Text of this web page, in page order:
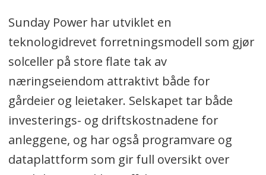
Sunday Power har utviklet en
teknologidrevet forretningsmodell som gjør
solceller på store flate tak av
næringseiendom attraktivt både for
gårdeier og leietaker. Selskapet tar både
investerings- og driftskostnadene for
anleggene, og har også programvare og
dataplattform som gir full oversikt over